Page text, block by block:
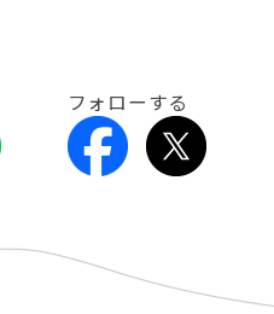
フォローする